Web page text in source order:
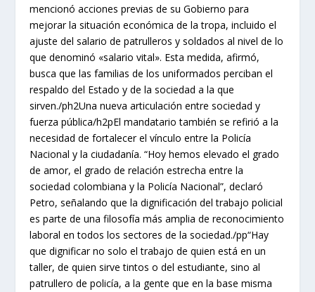
mencionó acciones previas de su Gobierno para
mejorar la situación económica de la tropa, incluido el
ajuste del salario de patrulleros y soldados al nivel de lo
que denominó «salario vital». Esta medida, afirmó,
busca que las familias de los uniformados perciban el
respaldo del Estado y de la sociedad a la que
sirven./ph2Una nueva articulación entre sociedad y
fuerza pública/h2pEl mandatario también se refirió a la
necesidad de fortalecer el vínculo entre la Policía
Nacional y la ciudadanía. “Hoy hemos elevado el grado
de amor, el grado de relación estrecha entre la
sociedad colombiana y la Policía Nacional”, declaró
Petro, señalando que la dignificación del trabajo policial
es parte de una filosofía más amplia de reconocimiento
laboral en todos los sectores de la sociedad./pp“Hay
que dignificar no solo el trabajo de quien está en un
taller, de quien sirve tintos o del estudiante, sino al
patrullero de policía, a la gente que en la base misma